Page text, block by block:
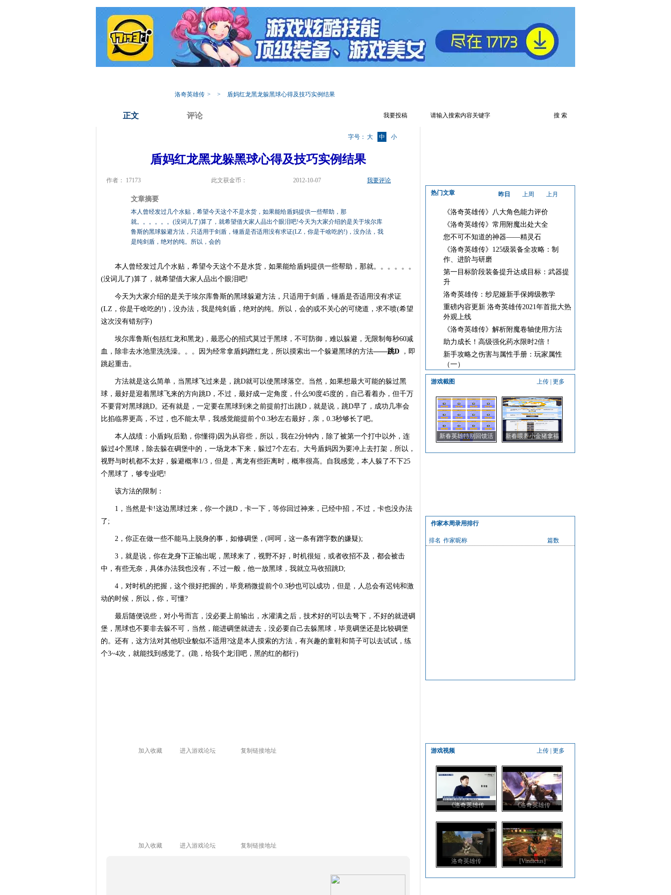
洛奇英雄传 > > 盾妈红龙黑龙躲黑球心得及技巧实例结果
正文 评论 我要投稿
字号： 大 中 小
盾妈红龙黑龙躲黑球心得及技巧实例结果
作者： 17173 此文获金币： 2012-10-07 我要评论
文章摘要
本人曾经发过几个水贴，希望今天这个不是水货，如果能给盾妈提供一些帮助，那
就。。。。。。(没词儿了)算了，就希望借大家人品出个眼泪吧!今天为大家介绍的是关于埃尔库
鲁斯的黑球躲避方法，只适用于剑盾，锤盾是否适用没有求证(LZ，你是干啥吃的!)，没办法，我
是纯剑盾，绝对的纯。所以，会的
本人曾经发过几个水贴，希望今天这个不是水货，如果能给盾妈提供一些帮助，那就。。。。。。
(没词儿了)算了，就希望借大家人品出个眼泪吧!
今天为大家介绍的是关于埃尔库鲁斯的黑球躲避方法，只适用于剑盾，锤盾是否适用没有求证
(LZ，你是干啥吃的!)，没办法，我是纯剑盾，绝对的纯。所以，会的或不关心的可绕道，求不喷(希望
这次没有错别字)
埃尔库鲁斯(包括红龙和黑龙)，最恶心的招式莫过于黑球，不可防御，难以躲避，无限制每秒60减
血，除非去水池里洗洗澡。。。因为经常拿盾妈蹭红龙，所以摸索出一个躲避黑球的方法——跳D ，即
跳起重击。
方法就是这么简单，当黑球飞过来是，跳D就可以使黑球落空。当然，如果想最大可能的躲过黑
球，最好是迎着黑球飞来的方向跳D，不过，最好成一定角度，什么90度45度的，自己看着办，但千万
不要背对黑球跳D。还有就是，一定要在黑球到来之前提前打出跳D，就是说，跳D早了，成功几率会
比掐临界更高，不过，也不能太早，我感觉能提前个0.3秒左右最好，亲，0.3秒够长了吧。
本人战绩：小盾妈(后勤，你懂得)因为从容些，所以，我在2分钟内，除了被第一个打中以外，连
躲过4个黑球，除去躲在碉堡中的，一场龙本下来，躲过7个左右。大号盾妈因为要冲上去打架，所以，
视野与时机都不太好，躲避概率1/3，但是，离龙有些距离时，概率很高。自我感觉，本人躲了不下25
个黑球了，够专业吧!
该方法的限制：
1，当然是卡!这边黑球过来，你一个跳D，卡一下，等你回过神来，已经中招，不过，卡也没办法
了;
2，你正在做一些不能马上脱身的事，如修碉堡，(呵呵，这一条有蹭字数的嫌疑);
3，就是说，你在龙身下正输出呢，黑球来了，视野不好，时机很短，或者收招不及，都会被击
中，有些无奈，具体办法我也没有，不过一般，他一放黑球，我就立马收招跳D;
4，对时机的把握，这个很好把握的，毕竟稍微提前个0.3秒也可以成功，但是，人总会有迟钝和激
动的时候，所以，你，可懂?
最后随便说些，对小号而言，没必要上前输出，水灌满之后，技术好的可以去弩下，不好的就进碉
堡，黑球也不要非去躲不可，当然，能进碉堡就进去，没必要自己去躲黑球，毕竟碉堡还是比较碉堡
的。还有，这方法对其他职业貌似不适用?这是本人摸索的方法，有兴趣的童鞋和筒子可以去试试，练
个3~4次，就能找到感觉了。(跪，给我个龙泪吧，黑的红的都行)
加入收藏 进入游戏论坛 复制链接地址
加入收藏 进入游戏论坛 复制链接地址
热门文章 昨日 上周 上月
《洛奇英雄传》八大角色能力评价
《洛奇英雄传》常用附魔出处大全
您不可不知道的神器——精灵石
《洛奇英雄传》125级装备全攻略：制
作、进阶与研磨
第一目标阶段装备提升达成目标：武器提
升
洛奇英雄传：纱尼娅新手保姆级教学
重磅内容更新 洛奇英雄传2021年首批大热
外观上线
《洛奇英雄传》解析附魔卷轴使用方法
助力成长！高级强化药水限时2倍！
新手攻略之伤害与属性手册：玩家属性
（一）
上传 更多
游戏截图
新春英雄特别回馈活
新春喂养小金猪拿福
作家本周录用排行
篇数
排名 作家昵称
上传 更多
游戏视频
《洛奇英雄传 《洛奇英雄传
洛奇英雄传 [Vindictus]